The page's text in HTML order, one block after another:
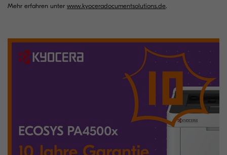
Mehr erfahren unter www.kyoceradocumentsolutions.de.